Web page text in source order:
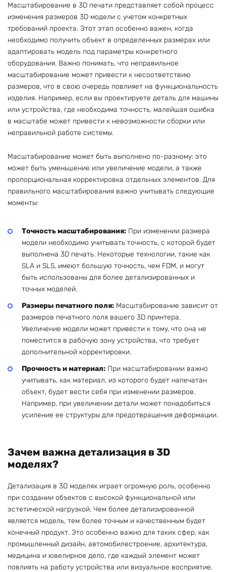
Масштабирование в 3D печати представляет собой процесс
изменения размеров 3D модели с учетом конкретных
требований проекта. Этот этап особенно важен, когда
необходимо получить объект в определенных размерах или
адаптировать модель под параметры конкретного
оборудования. Важно понимать, что неправильное
масштабирование может привести к несоответствию
размеров, что в свою очередь повлияет на функциональность
изделия. Например, если вы проектируете деталь для машины
или устройства, где необходима точность, малейшая ошибка
в масштабе может привести к невозможности сборки или
неправильной работе системы.
Масштабирование может быть выполнено по-разному: это
может быть уменьшение или увеличение модели, а также
пропорциональная корректировка отдельных элементов. Для
правильного масштабирования важно учитывать следующие
моменты:
Точность масштабирования: При изменении размера
модели необходимо учитывать точность, с которой будет
выполнена 3D печать. Некоторые технологии, такие как
SLA и SLS, имеют большую точность, чем FDM, и могут
быть использованы для более детализированных и
точных моделей.
Размеры печатного поля: Масштабирование зависит от
размеров печатного поля вашего 3D принтера.
Увеличение модели может привести к тому, что она не
поместится в рабочую зону устройства, что требует
дополнительной корректировки.
Прочность и материал: При масштабировании важно
учитывать, как материал, из которого будет напечатан
объект, будет вести себя при изменении размеров.
Например, при увеличении детали может понадобиться
усиление ее структуры для предотвращения деформации.
Зачем важна детализация в 3D
моделях?
Детализация в 3D моделях играет огромную роль, особенно
при создании объектов с высокой функциональной или
эстетической нагрузкой. Чем более детализированной
является модель, тем более точным и качественным будет
конечный продукт. Это особенно важно для таких сфер, как
промышленный дизайн, автомобилестроение, архитектура,
медицина и ювелирное дело, где каждый элемент может
повлиять на работу устройства или визуальное восприятие.